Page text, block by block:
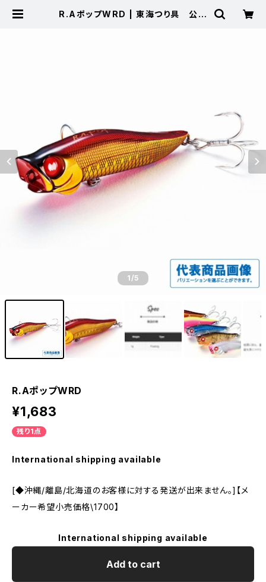
R.AポップWRD | 東海つり具 公式
1/5
R.AポップWRD
¥1,683
残り1点
International shipping available
[◆沖縄/離島/北海道のお客様に対する発送が出来ません。]【メ
ーカー希望小売価格\1700】
International shipping available
Add to cart